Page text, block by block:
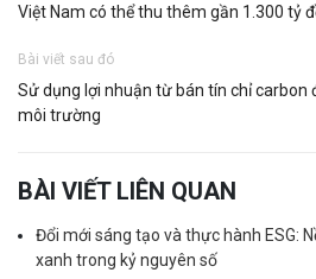
Việt Nam có thể thu thêm gần 1.300 tỷ
Bài viết sau đó
Sử dụng lợi nhuận từ bán tín chỉ carbon
môi trường
BÀI VIẾT LIÊN QUAN
Đổi mới sáng tạo và thực hành ESG:
xanh trong kỷ nguyên số